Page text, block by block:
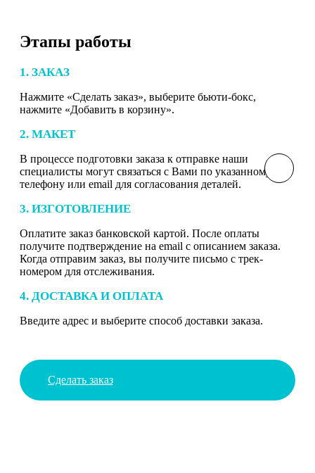
Этапы работы
1. ЗАКАЗ
Нажмите «Сделать заказ», выберите бьюти-бокс,
нажмите «Добавить в корзину».
2. МАКЕТ
В процессе подготовки заказа к отправке наши
специалисты могут связаться с Вами по указанному
телефону или email для согласования деталей.
3. ИЗГОТОВЛЕНИЕ
Оплатите заказ банковской картой. После оплаты
получите подтверждение на email с описанием заказа.
Когда отправим заказ, вы получите письмо с трек-
номером для отслеживания.
4. ДОСТАВКА И ОПЛАТА
Введите адрес и выберите способ доставки заказа.
Сделать заказ